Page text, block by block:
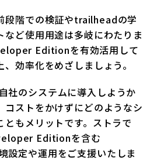
段階での検証やtrailheadの学
など使用用途は多岐にわたりま
Editionを有効活用して
効率化をめざしましょう。
社のシステムに導入しようか
コストをかけずにどのようなシ
ともメリットです。ストラで
Editionを含む
定や運用をご支援いたしま